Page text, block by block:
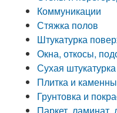
Коммуникации
Стяжка полов
Штукатурка
Окна, откосы,
Сухая
Плитка и
Грунтовка и